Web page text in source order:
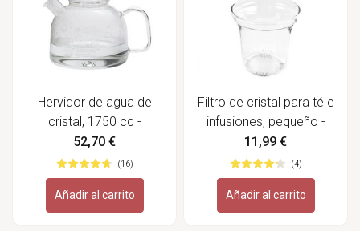
Hervidor de agua de
cristal, 1750 cc -
Trendglas
52,70 €
(16)
Añadir al carrito
Filtro de cristal para té e
infusiones, pequeño -
Trendglas
11,99 €
(4)
Añadir al carrito